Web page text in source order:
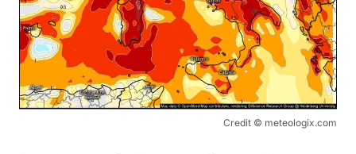
Credit © meteologix.com